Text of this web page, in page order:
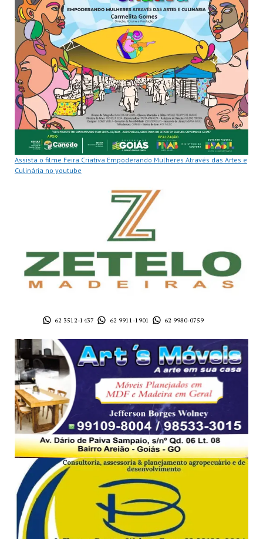
Assista o filme Feira Criativa Empoderando Mulheres Através das Artes e
Culinária no youtube
62 3512-1437 62 9911-1901 62 9980-0759